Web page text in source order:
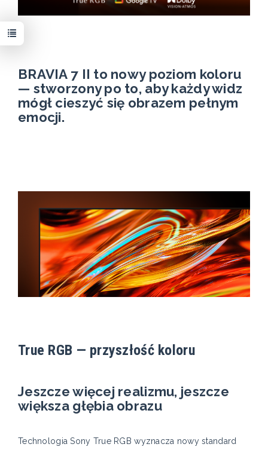
BRAVIA 7 II to nowy poziom koloru
— stworzony po to, aby każdy widz
mógł cieszyć się obrazem pełnym
emocji.
True RGB — przyszłość koloru
Jeszcze więcej realizmu, jeszcze
większa głębia obrazu
Technologia Sony True RGB wyznacza nowy standard